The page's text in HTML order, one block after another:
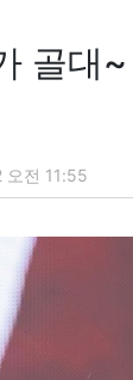
골대
전 11:55